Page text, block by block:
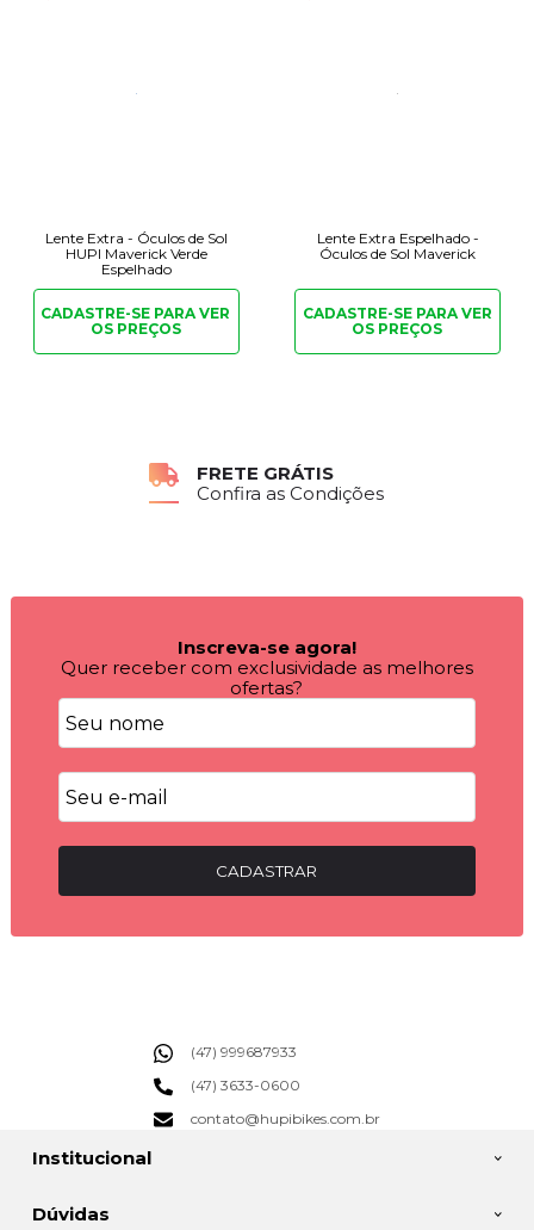
Lente Extra - Óculos de Sol
HUPI Maverick Verde
Espelhado
CADASTRE-SE PARAVER
OS PREÇOS
Lente Extra Espelhado -
Óculos de Sol Maverick
CADASTRE-SE PARAVER
OS PREÇOS
FRETE GRÁTIS
Confira as Condições
Inscreva-se agora!
Quer receber com exclusividade as melhores
ofertas?
CADASTRAR
Institucional
Dúvidas
(47) 999687933
(47) 3633-0600
contato@hupibikes.com.br